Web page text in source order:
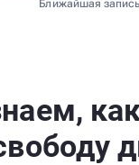
Ближайшая